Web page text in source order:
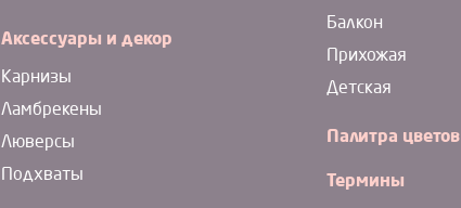
Аксессуары и декор
Карнизы
Ламбрекены
Люверсы
Подхваты
Балкон
Прихожая
Детская
Палитра цветов
Термины